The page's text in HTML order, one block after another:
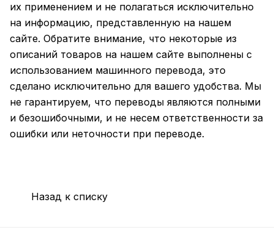
их применением и не полагаться исключительно
на информацию, представленную на нашем
сайте. Обратите внимание, что некоторые из
описаний товаров на нашем сайте выполнены с
использованием машинного перевода, это
сделано исключительно для вашего удобства. Мы
не гарантируем, что переводы являются полными
и безошибочными, и не несем ответственности за
ошибки или неточности при переводе.
Назад к списку